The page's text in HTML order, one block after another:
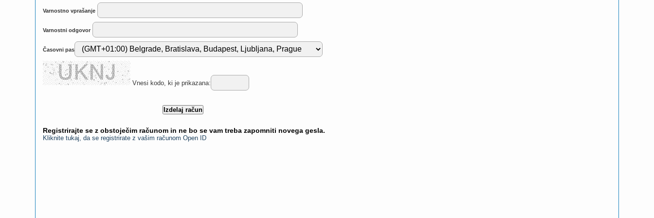
Varnostno vprašanje
Varnostni odgovor
Časovni pas
Vnesi kodo, ki je prikazana:
Registrirajte se z obstoječim računom in ne bo se vam treba zapomniti novega gesla.
Kliknite tukaj, da se registrirate z vašim računom Open ID